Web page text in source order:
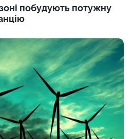
побудують потужну